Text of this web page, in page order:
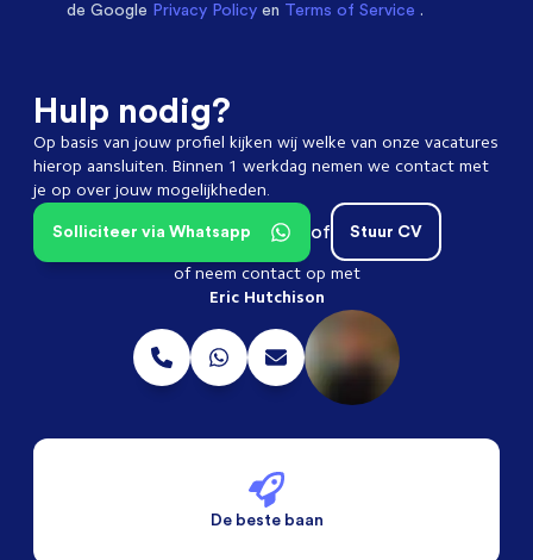
de Google Privacy Policy en Terms of Service .
Hulp nodig?
Op basis van jouw profiel kijken wij welke van onze vacatures
hierop aansluiten. Binnen 1 werkdag nemen we contact met
je op over jouw mogelijkheden.
Stuur CV
of
Solliciteer via Whatsapp
of neem contact op met
Eric Hutchison
De beste baan